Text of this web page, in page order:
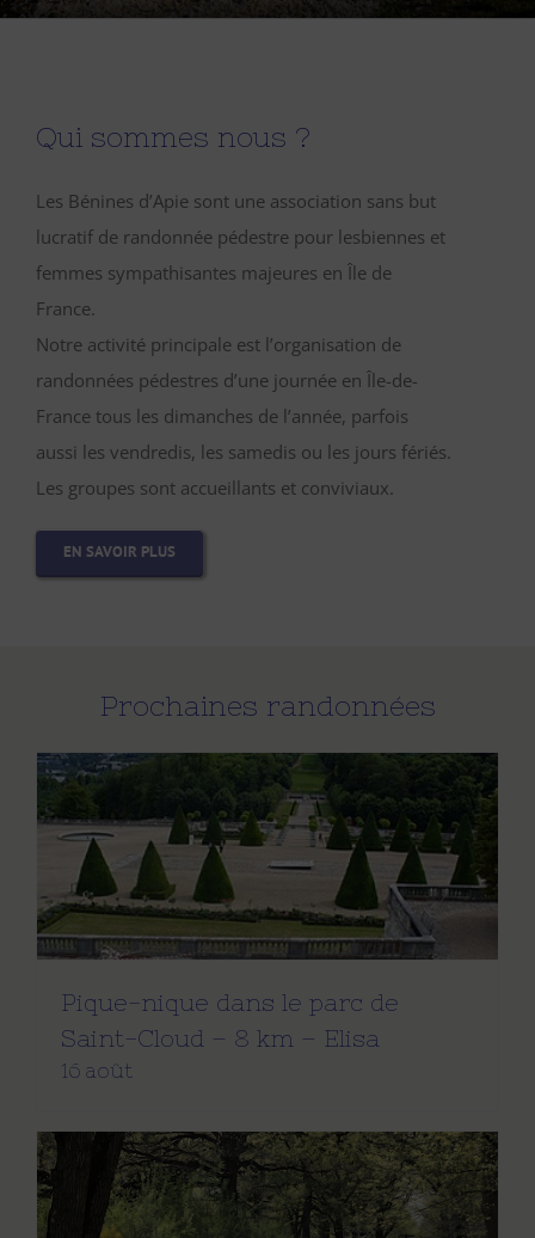
Qui sommes nous ?
Les Bénines d’Apie sont une association sans but
lucratif de randonnée pédestre pour lesbiennes et
femmes sympathisantes majeures en Île de
France.
Notre activité principale est l’organisation de
randonnées pédestres d’une journée en Île-de-
France tous les dimanches de l’année, parfois
aussi les vendredis, les samedis ou les jours fériés.
Les groupes sont accueillants et conviviaux.
EN SAVOIR PLUS
Prochaines randonnées
Pique-nique dans le parc de
Saint-Cloud – 8 km – Elisa
16 août